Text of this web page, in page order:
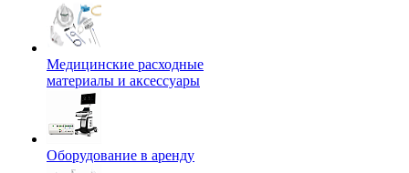
Медицинские расходные
материалы и аксессуары
Оборудование в аренду